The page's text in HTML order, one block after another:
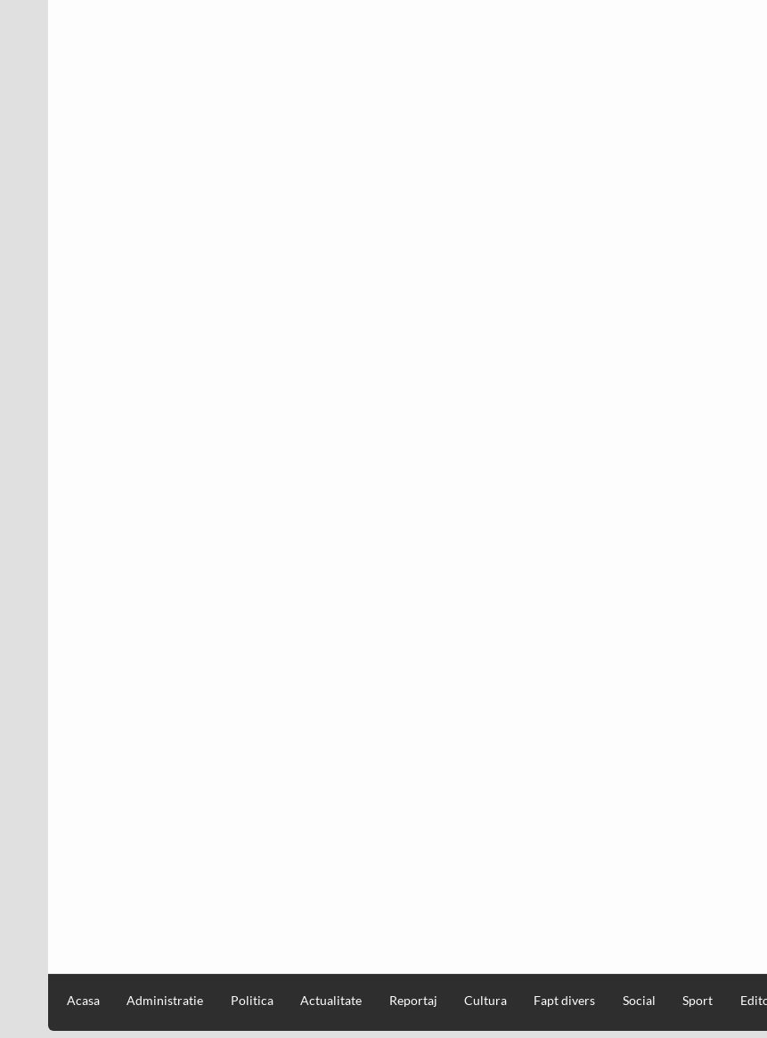
Acasa Administratie Politica Actualitate Reportaj Cultura Fapt divers Social Sport